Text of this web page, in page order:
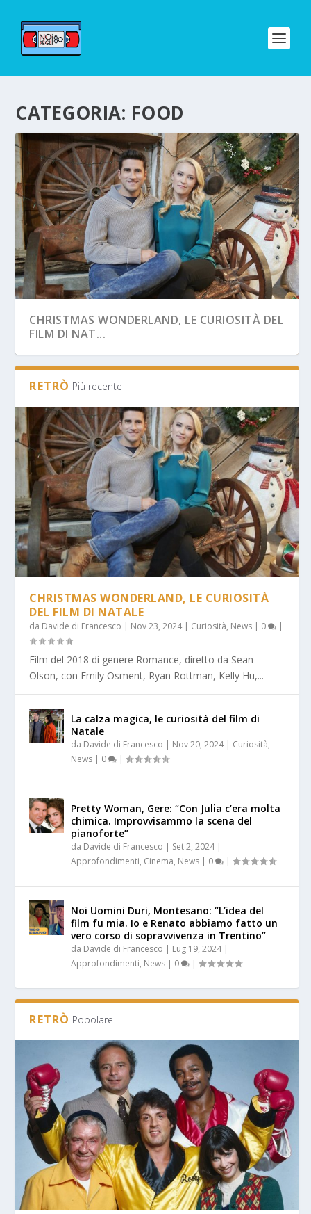
CATEGORIA: FOOD
CHRISTMAS WONDERLAND, LE CURIOSITÀ DEL
FILM DI NAT...
RETRÒ Più recente
CHRISTMAS WONDERLAND, LE CURIOSITÀ
DEL FILM DI NATALE
da Davide di Francesco | Nov 23, 2024| Curiosità, News | 0 |
Film del 2018 di genere Romance, diretto da Sean
Olson, con Emily Osment, Ryan Rottman, Kelly Hu,...
La calza magica, le curiosità del film di
Natale
da Davide di Francesco | Nov 20, 2024| Curiosità,
News | 0 |
Pretty Woman, Gere: “Con Julia c’era molta
chimica. Improvvisammo la scena del
pianoforte”
da Davide di Francesco | Set 2, 2024|
Approfondimenti, Cinema, News | 0 |
Noi Uomini Duri, Montesano: “L’idea del
film fu mia. Io e Renato abbiamo fatto un
vero corso di sopravvivenza in Trentino”
da Davide di Francesco | Lug 19, 2024|
Approfondimenti, News | 0 |
RETRÒ Popolare